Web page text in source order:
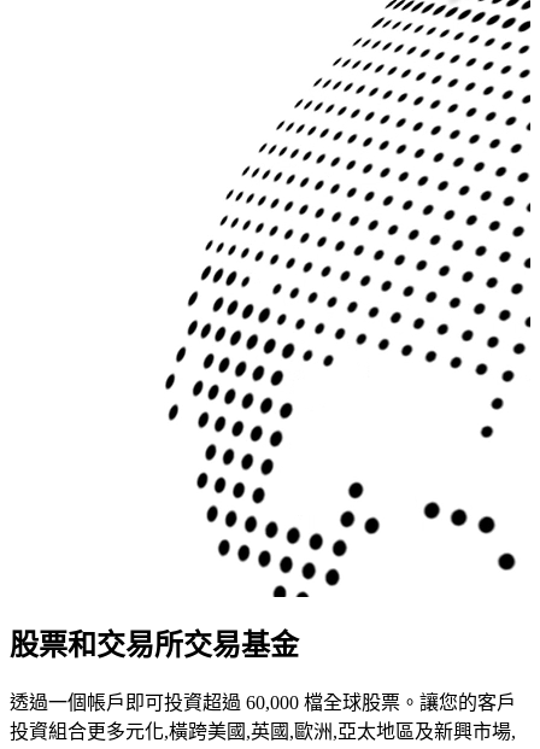
股票和交易所交易基金
透過一個帳戶即可投資超過 60,000 檔全球股票。讓您的客戶
投資組合更多元化,橫跨美國,英國,歐洲,亞太地區及新興市場,